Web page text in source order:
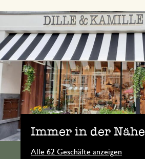
Immer in der Nähe
Alle 62 Geschäfte anzeigen